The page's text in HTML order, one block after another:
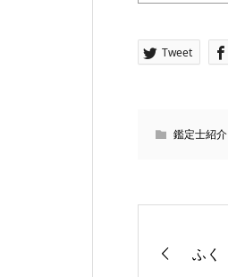
Tweet
鑑定士紹介
ふく